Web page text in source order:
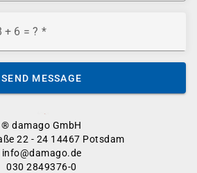
® damago GmbH
22 - 24 14467 Potsdam
info@damago.de
030 2849376-0
+ 6 = ?
SEND MESSAGE